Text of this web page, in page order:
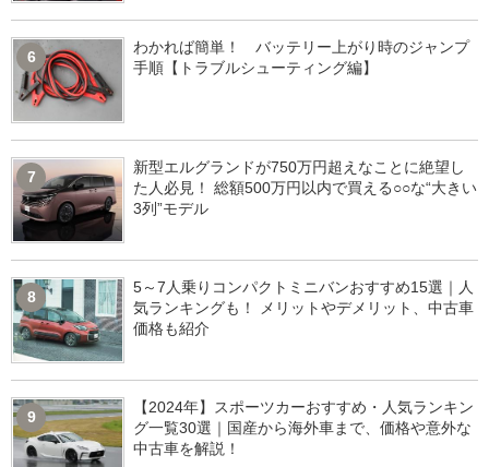
6
わかれば簡単！ バッテリー上がり時のジャンプ
手順【トラブルシューティング編】
7
新型エルグランドが750万円超えなことに絶望し
た人必見！ 総額500万円以内で買える○○な“大きい
3列”モデル
8
5～7人乗りコンパクトミニバンおすすめ15選｜人
気ランキングも！ メリットやデメリット、中古車
価格も紹介
9
【2024年】スポーツカーおすすめ・人気ランキン
グ一覧30選｜国産から海外車まで、価格や意外な
中古車を解説！